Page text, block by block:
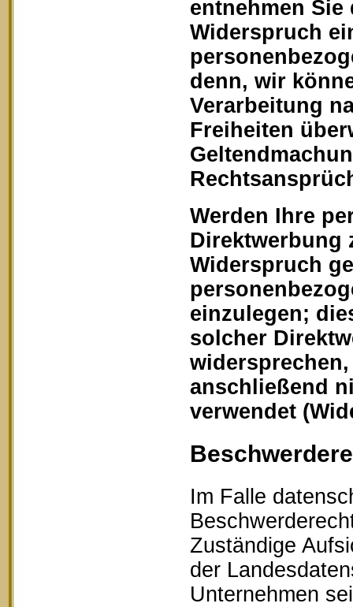
entnehmen
Widerspruch
denn, wir
Verarbeitung
Freiheiten
Werden Ihre
Direktwerbung
Widerspruch
einzulegen;
solcher
anschließend
verwendet
Im Falle
Zuständige
der
Unternehmen